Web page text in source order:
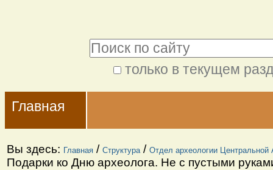
содержимому.
Перейти
навигации
только в текущем
поиск
Navigation
Главная
Вы здесь: Главная / Структура / Отдел археологии Центральной
Подарки ко Дню археолога. Не с пустыми